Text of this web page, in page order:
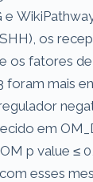
e
os
os fatores
foram mais
em
p value ≤
esses